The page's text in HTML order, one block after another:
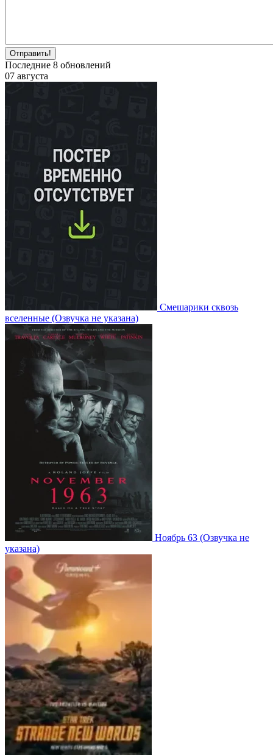
Отправить!
Последние 8 обновлений
07 августа
Смешарики сквозь
вселенные (Озвучка не указана)
Ноябрь 63 (Озвучка не
указана)